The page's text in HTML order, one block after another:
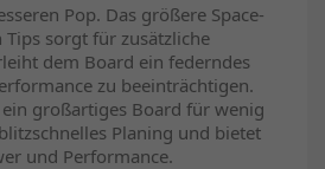
Pop. Das größere Space-
Tips sorgt für zusätzliche
dem Board ein federndes
zu beeinträchtigen.
ein großartiges Board für wenig
Planing und bietet
und Performance.